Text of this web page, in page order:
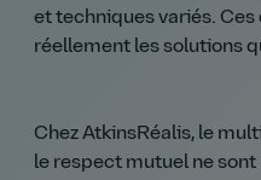
et techniques variés.
réellement les solutions
Chez AtkinsRéalis, le
le respect mutuel ne